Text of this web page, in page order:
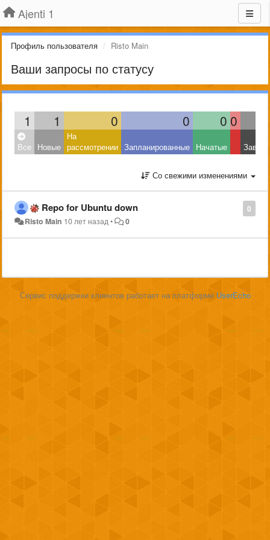
Ajenti 1
Профиль пользователя Risto Main
Ваши запросы по статусу
1 1 0 0 0 0
Все Новые
На
рассмотрении Запланированные Начатые
Со свежими изменениями
0
Repo for Ubuntu down
Risto Main 10 лет назад• 0
Сервис поддержки клиентов работает на платформе UserEcho